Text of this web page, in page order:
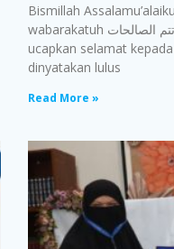
Bismillah
wabarakatuh الحمد لله الذي بنعمته تتم الصالحات Kami
ucapkan selamat
dinyatakan lulus
Read More »